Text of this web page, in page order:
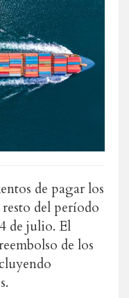
de pagar los
del período
de julio. El
de los